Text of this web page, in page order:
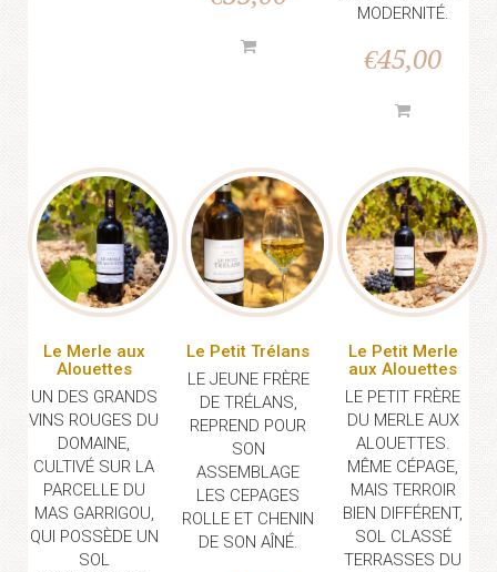
MODERNITÉ.
€45,00
Le Merle aux
Alouettes
UN DES GRANDS
VINS ROUGES DU
DOMAINE,
CULTIVÉ SUR LA
PARCELLE DU
MAS GARRIGOU,
QUI POSSÈDE UN
SOL
Le Petit Trélans
LE JEUNE FRÈRE
DE TRÉLANS,
REPREND POUR
SON
ASSEMBLAGE
LES CEPAGES
ROLLE ET CHENIN
DE SON AÎNÉ.
Le Petit Merle
aux Alouettes
LE PETIT FRÈRE
DU MERLE AUX
ALOUETTES.
MÊME CÉPAGE,
MAIS TERROIR
BIEN DIFFÉRENT,
SOL CLASSÉ
TERRASSES DU